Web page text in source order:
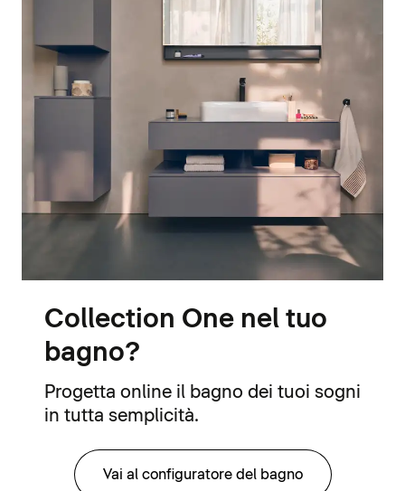
Collection One nel tuo
bagno?
Progetta online il bagno dei tuoi sogni
in tutta semplicità.
Vai al configuratore del bagno